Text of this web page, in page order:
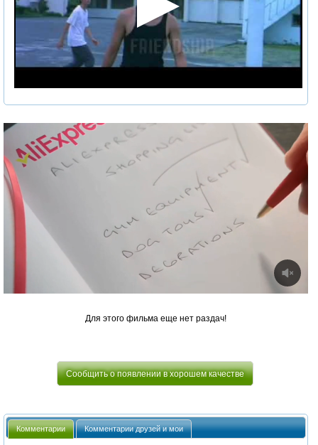
Для этого фильма еще нет раздач!
Сообщить о появлении в хорошем качестве
Комментарии Комментарии друзей и мои